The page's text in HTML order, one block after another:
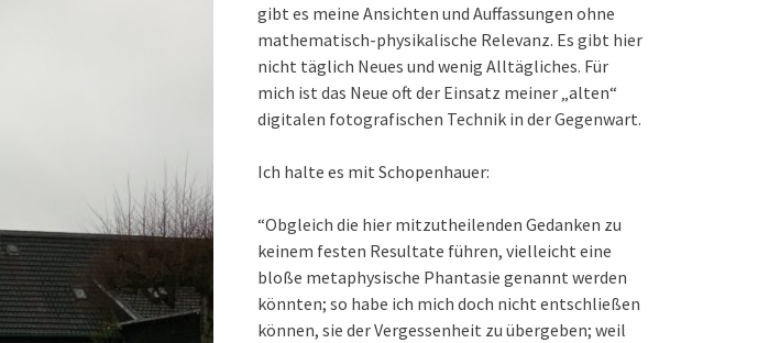
gibt es meine Ansichten und Auffassungen ohne
mathematisch-physikalische Relevanz. Es gibt hier
nicht täglich Neues und wenig Alltägliches. Für
mich ist das Neue oft der Einsatz meiner „alten“
digitalen fotografischen Technik in der Gegenwart.
Ich halte es mit Schopenhauer:
“Obgleich die hier mitzutheilenden Gedanken zu
keinem festen Resultate führen, vielleicht eine
bloße metaphysische Phantasie genannt werden
könnten; so habe ich mich doch nicht entschließen
können, sie der Vergessenheit zu übergeben; weil